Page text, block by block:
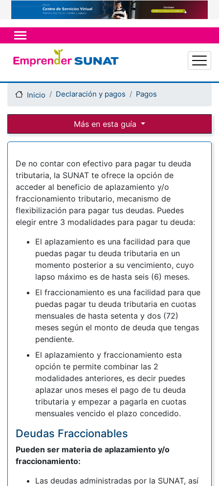
Pasar
al
contenido
principal
Inicio Declaración y pagos Pagos
De no contar con efectivo para pagar tu deuda
tributaria, la SUNAT te ofrece la opción de
acceder al beneficio de aplazamiento y/o
fraccionamiento tributario, mecanismo de
flexibilización para pagar tus deudas. Puedes
elegir entre 3 modalidades para pagar tu deuda:
El aplazamiento es una facilidad para que
puedas pagar tu deuda tributaria en un
momento posterior a su vencimiento, cuyo
lapso máximo es de hasta seis (6) meses.
El fraccionamiento es una facilidad para que
puedas pagar tu deuda tributaria en cuotas
mensuales de hasta setenta y dos (72)
meses según el monto de deuda que tengas
pendiente.
El aplazamiento y fraccionamiento esta
opción te permite combinar las 2
modalidades anteriores, es decir puedes
aplazar unos meses el pago de tu deuda
tributaria y empezar a pagarla en cuotas
mensuales vencido el plazo concedido.
Deudas Fraccionables
Pueden ser materia de aplazamiento y/o
fraccionamiento:
Las deudas administradas por la SUNAT, así
Más en esta guía